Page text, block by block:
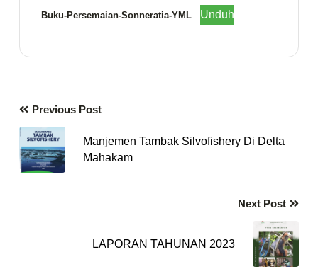
Buku-Persemaian-Sonneratia-YML Unduh
Previous Post
Manjemen Tambak Silvofishery Di Delta
Mahakam
Next Post
LAPORAN TAHUNAN 2023